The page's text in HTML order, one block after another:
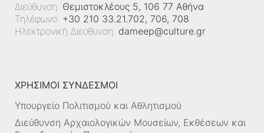
Διεύθυνση: Θεμιστοκλέους 5, 106 77 Αθήνα
Τηλέφωνο: +30 210 33.21.702, 706, 708
Ηλεκτρονική Διεύθυνση: dameep@culture.gr
ΧΡΗΣΙΜΟΙ ΣΥΝΔΕΣΜΟΙ
Υπουργείο Πολιτισμού και Αθλητισμού
Διεύθυνση Αρχαιολογικών Μουσείων, Εκθέσεων και